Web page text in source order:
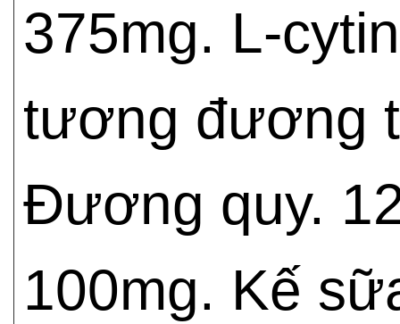
375mg. L-
tương đương
Đương quy.
100mg. Kế